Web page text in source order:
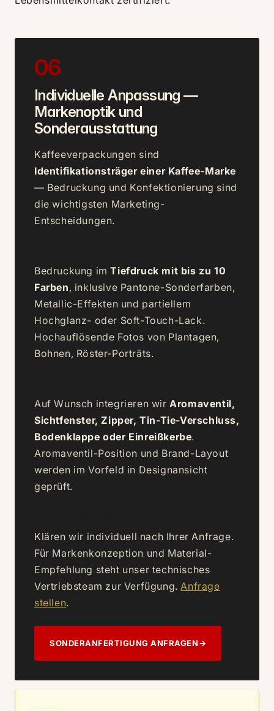
06
Individuelle Anpassung —
Markenoptik und
Sonderausstattung
Kaffeeverpackungen sind
Identifikationsträger einer Kaffee-Marke
— Bedruckung und Konfektionierung sind
die wichtigsten Marketing-
Entscheidungen.
Bedruckung imTiefdruck mit bis zu 10
Farben, inklusive Pantone-Sonderfarben,
Metallic-Effekten und partiellem
Hochglanz- oder Soft-Touch-Lack.
Hochauflösende Fotos von Plantagen,
Bohnen, Röster-Porträts.
Auf Wunsch integrieren wirAromaventil,
Sichtfenster, Zipper, Tin-Tie-Verschluss,
Bodenklappe oder Einreißkerbe.
Aromaventil-Position und Brand-Layout
werden im Vorfeld in Designansicht
geprüft.
Klären wir individuell nach Ihrer Anfrage.
Für Markenkonzeption und Material-
Empfehlung steht unser technisches
Vertriebsteam zur Verfügung.Anfrage
stellen.
SONDERANFERTIGUNG ANFRAGEN→